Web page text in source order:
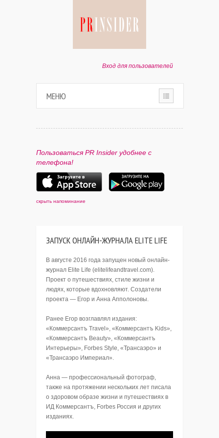
Вход для пользователей
МЕНЮ
ПАРТНЕРАМ
КОНТАКТЫ
Пользоваться PR Insider удобнее с
телефона!
скрыть напоминание
ЗАПУСК ОНЛАЙН-ЖУРНАЛА ELITE LIFE
В августе 2016 года запущен новый онлайн-
журнал Elite Life (elitelifeandtravel.com).
Проект о путешествиях, стиле жизни и
людях, которые вдохновляют. Создатели
проекта — Егор и Анна Апполоновы.
Ранее Егор возглавлял издания:
«Коммерсантъ Travel», «Коммерсантъ Kids»,
«Коммерсантъ Beauty», «Коммерсантъ
Интерьеры», Forbes Style, «Трансаэро» и
«Трансаэро Империал».
Анна — профессиональный фотограф,
также на протяжении нескольких лет писала
о здоровом образе жизни и путешествиях в
ИД Коммерсантъ, Forbes Россия и других
изданиях.